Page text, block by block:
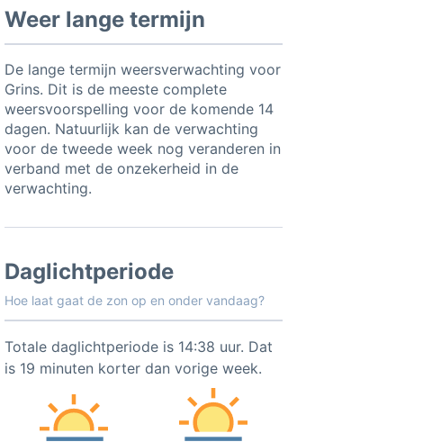
Weer lange termijn
De lange termijn weersverwachting voor
Grins. Dit is de meeste complete
weersvoorspelling voor de komende 14
dagen. Natuurlijk kan de verwachting
voor de tweede week nog veranderen in
verband met de onzekerheid in de
verwachting.
Daglichtperiode
Hoe laat gaat de zon op en onder vandaag?
Totale daglichtperiode is 14:38 uur. Dat
is 19 minuten korter dan vorige week.